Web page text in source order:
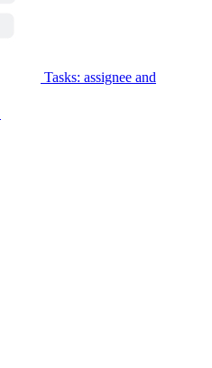
Tasks: assignee and